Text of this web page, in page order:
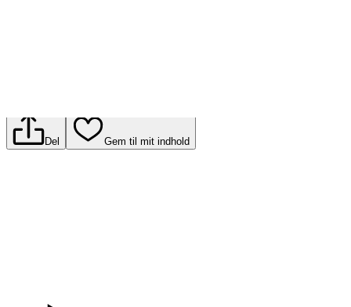
Del Gem til mit indhold